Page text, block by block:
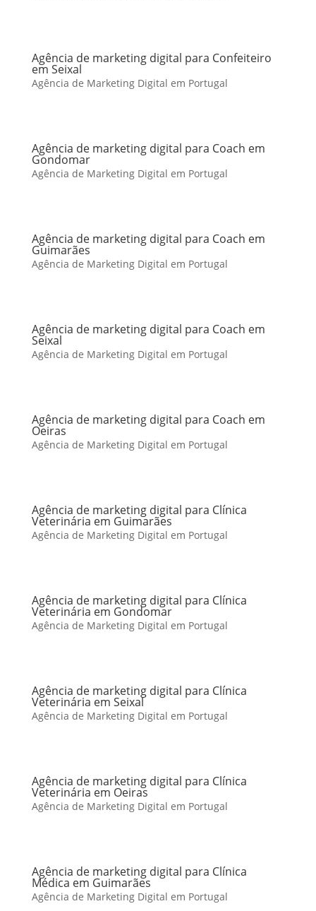
Agência de marketing digital para Confeiteiro
em Seixal
Agência de Marketing Digital em Portugal
Agência de marketing digital para Coach em
Gondomar
Agência de Marketing Digital em Portugal
Agência de marketing digital para Coach em
Guimarães
Agência de Marketing Digital em Portugal
Agência de marketing digital para Coach em
Seixal
Agência de Marketing Digital em Portugal
Agência de marketing digital para Coach em
Oeiras
Agência de Marketing Digital em Portugal
Agência de marketing digital para Clínica
Veterinária em Guimarães
Agência de Marketing Digital em Portugal
Agência de marketing digital para Clínica
Veterinária em Gondomar
Agência de Marketing Digital em Portugal
Agência de marketing digital para Clínica
Veterinária em Seixal
Agência de Marketing Digital em Portugal
Agência de marketing digital para Clínica
Veterinária em Oeiras
Agência de Marketing Digital em Portugal
Agência de marketing digital para Clínica
Médica em Guimarães
Agência de Marketing Digital em Portugal